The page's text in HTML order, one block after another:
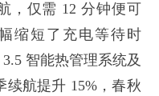
，仅需 12 分钟便可
缩短了充电等待时
智能热管理系统及
续航提升 15%，春秋